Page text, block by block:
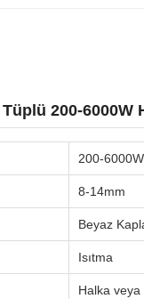
200-6000W
200-6000W
8-14mm
Beyaz
Isıtma
Halka veya